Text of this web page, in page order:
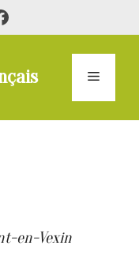
Menu
en-Vexin